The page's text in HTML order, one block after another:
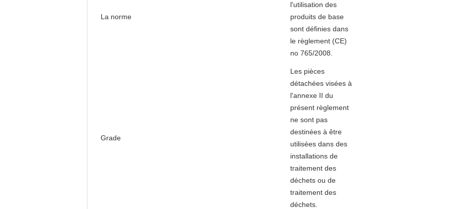
La norme
l'utilisation des
produits de base
sont définies dans
le règlement (CE)
no 765/2008.
Grade
Les pièces
détachées visées à
l'annexe II du
présent règlement
ne sont pas
destinées à être
utilisées dans des
installations de
traitement des
déchets ou de
traitement des
déchets.